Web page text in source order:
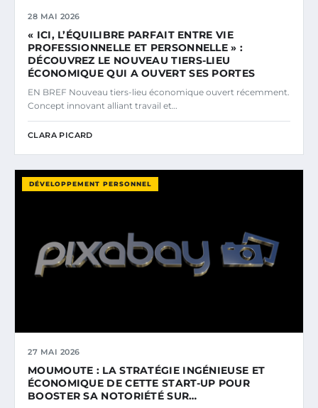
28 MAI 2026
« ICI, L’ÉQUILIBRE PARFAIT ENTRE VIE
PROFESSIONNELLE ET PERSONNELLE » :
DÉCOUVREZ LE NOUVEAU TIERS-LIEU
ÉCONOMIQUE QUI A OUVERT SES PORTES
EN BREF Nouveau tiers-lieu économique ouvert récemment.
Concept innovant alliant travail et…
CLARA PICARD
DÉVELOPPEMENT PERSONNEL
27 MAI 2026
MOUMOUTE : LA STRATÉGIE INGÉNIEUSE ET
ÉCONOMIQUE DE CETTE START-UP POUR
BOOSTER SA NOTORIÉTÉ SUR…